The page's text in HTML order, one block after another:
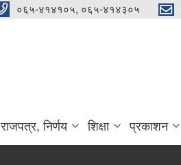
०६५-४१४१०५, ०६५-४१४३०५
राजपत्र, निर्णय शिक्षा प्रकाशन